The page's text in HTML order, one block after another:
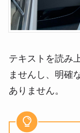
テキストを読み
ませんし、明確
ありません。